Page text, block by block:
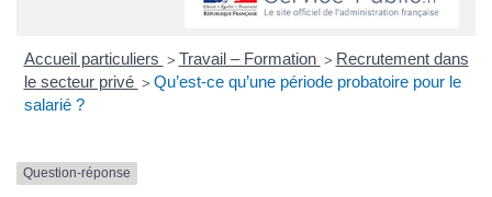
Accueil particuliers > Travail – Formation > Recrutement dans
le secteur privé > Qu’est-ce qu’une période probatoire pour le
salarié ?
Question-réponse